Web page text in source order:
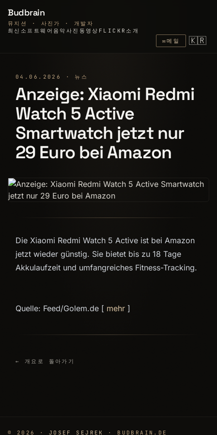
Budbrain
뮤지션 · 사진가 · 개발자
최신 소프트웨어 음악 사진 동영상 FLICKR 소개
✉메일 🇰🇷
04.06.2026 · 뉴스
Anzeige: Xiaomi Redmi
Watch 5 Active
Smartwatch jetzt nur
29 Euro bei Amazon
Die Xiaomi Redmi Watch 5 Active ist bei Amazon
jetzt wieder günstig. Sie bietet bis zu 18 Tage
Akkulaufzeit und umfangreiches Fitness-Tracking.
Quelle: Feed/Golem.de [ mehr ]
← 개요로 돌아가기
© 2026 · JOSEF SEJREK · BUDBRAIN.DE